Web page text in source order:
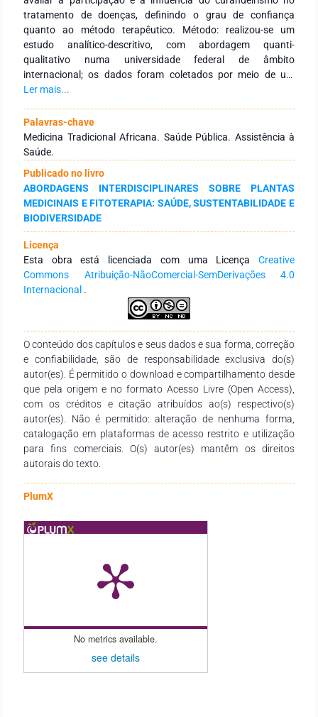
tratamento de doenças, definindo o grau de confiança
quanto ao método terapêutico. Método: realizou-se um
estudo analítico-descritivo, com abordagem quanti-
qualitativo numa universidade federal de âmbito
internacional; os dados foram coletados por meio de um
questionário. Resultados: foram abordados 88 estudantes
em Enfermagem da UNILAB, divididos em cinco
nacionalidades (Guiné-Bissau, Cabo Verde, São Tomé e
Príncipe, Moçambique e Angola). Destes, 55,0 % (41/75) dos
entrevistados referiram ter ido ao curandeiro para tratar
sinais ou sintomas de doenças, enquanto que 45,0 % (34/75)
relataram nunca ter recorrido ou não se lembram de ter
procurado. Considerações Finais: Pode-se constatar que a
prática do curandeirismo ainda é prevalente nas
comunidades ou países dos estudantes entrevistados.
Ler mais...
Palavras-chave
Medicina Tradicional Africana. Saúde Pública. Assistência à
Saúde.
Publicado no livro
ABORDAGENS INTERDISCIPLINARES SOBRE PLANTAS
MEDICINAIS E FITOTERAPIA: SAÚDE, SUSTENTABILIDADE E
BIODIVERSIDADE
Licença
Esta obra está licenciada com uma Licença Creative
Commons Atribuição-NãoComercial-SemDerivações 4.0
Internacional .
O conteúdo dos capítulos e seus dados e sua forma, correção
e confiabilidade, são de responsabilidade exclusiva do(s)
autor(es). É permitido o download e compartilhamento desde
que pela origem e no formato Acesso Livre (Open Access),
com os créditos e citação atribuídos ao(s) respectivo(s)
autor(es). Não é permitido: alteração de nenhuma forma,
catalogação em plataformas de acesso restrito e utilização
para fins comerciais. O(s) autor(es) mantêm os direitos
autorais do texto.
PlumX
No metrics available.
see details